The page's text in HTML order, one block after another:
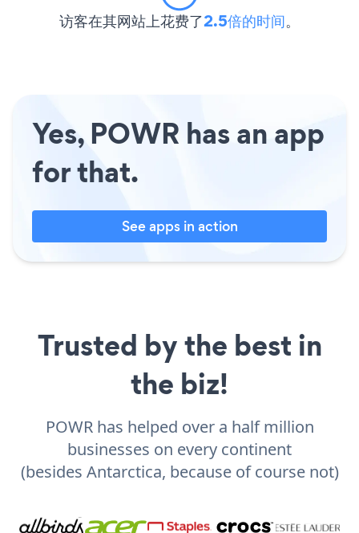
访客在其网站上花费了2.5倍的时间。
Yes, POWR has an app
for that.
See apps in action
Trusted by the best in
the biz!
POWR has helped over a half million
businesses on every continent
(besides Antarctica, because of course not)